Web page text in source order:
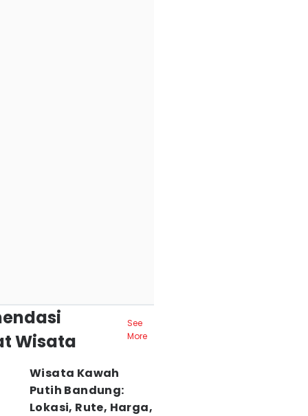
Wisata
See
More
Wisata Kawah
Putih Bandung:
Lokasi, Rute, Harga,